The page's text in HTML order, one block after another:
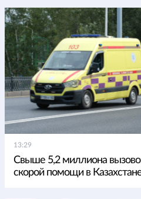
13:29
Свыше 5,2 миллиона
скорой помощи в